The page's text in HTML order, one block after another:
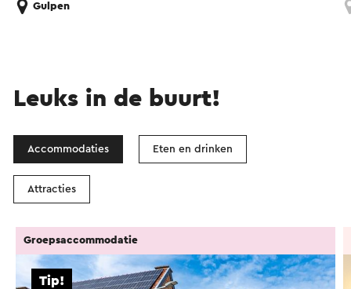
Gulpen
Leuks in de buurt!
Accommodaties Eten en drinken
Attracties
Tip!
Groepsaccommodatie